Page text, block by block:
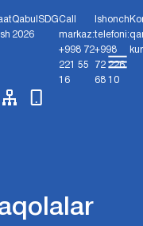
Qabul
2026
SDGCall
markaz:
+998 72
221 55
16
Ishonch
telefoni:
+998
72 226
68 10